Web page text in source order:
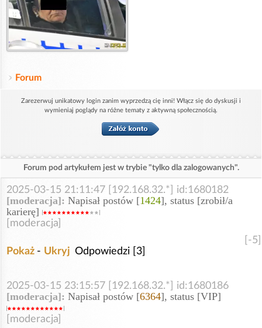
Forum
Zarezerwuj unikatowy login zanim wyprzedzą cię inni! Włącz się do dyskusji i
wymieniaj poglądy na różne tematy z aktywną społecznością.
Forum pod artykułem jest w trybie "tylko dla zalogowanych".
2025-03-15 21:11:47 [192.168.32.*] id:1680182
[moderacja]: Napisał postów [1424], status [zrobił/a
karierę]
[moderacja]
[-5]
Pokaż - Ukryj Odpowiedzi [3]
2025-03-15 23:15:57 [192.168.32.*] id:1680186
[moderacja]: Napisał postów [6364], status [VIP]
[moderacja]